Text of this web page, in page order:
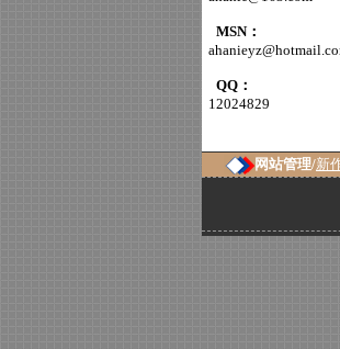
MSN：
QQ：
12024829
网站管理/新